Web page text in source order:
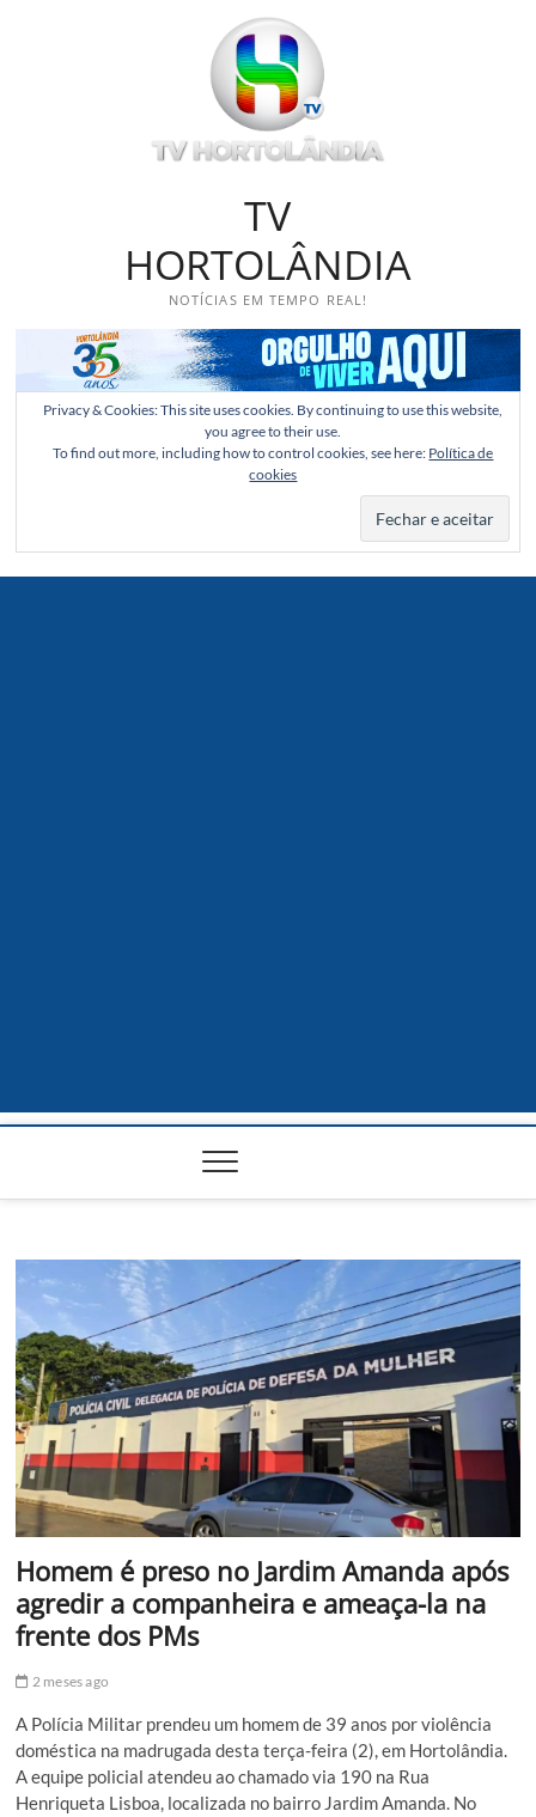
TV
HORTOLÂNDIA
NOTÍCIAS EM TEMPO REAL!
Privacy & Cookies: This site uses cookies. By continuing to use this website,
you agree to their use.
To find out more, including how to control cookies, see here: Política de
cookies
Homem é preso no Jardim Amanda após
agredir a companheira e ameaça-la na
frente dos PMs
2 meses ago
A Polícia Militar prendeu um homem de 39 anos por violência
doméstica na madrugada desta terça-feira (2), em Hortolândia.
A equipe policial atendeu ao chamado via 190 na Rua
Henriqueta Lisboa, localizada no bairro Jardim Amanda. No